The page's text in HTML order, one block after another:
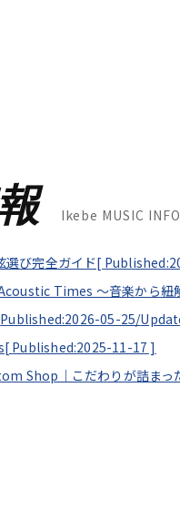
Ikebe MUSIC
選び完全ガイド[
Times ～音楽から
Published:2026-05-25/
Published:2025-11-17 ]
Shop｜こだわりが詰ま